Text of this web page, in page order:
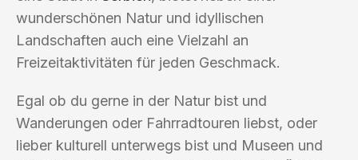
wunderschönen Natur und idyllischen
Landschaften auch eine Vielzahl an
Freizeitaktivitäten für jeden Geschmack.
Egal ob du gerne in der Natur bist und
Wanderungen oder Fahrradtouren liebst, oder
lieber kulturell unterwegs bist und Museen und